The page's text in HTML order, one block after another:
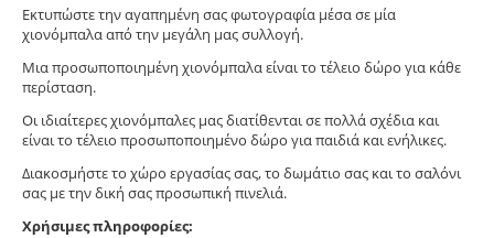
Εκτυπώστε την αγαπημένη σας φωτογραφία μέσα σε μία
χιονόμπαλα από την μεγάλη μας συλλογή.
Μια προσωποποιημένη χιονόμπαλα είναι το τέλειο δώρο για κάθε
περίσταση.
Οι ιδιαίτερες χιονόμπαλες μας διατίθενται σε πολλά σχέδια και
είναι το τέλειο προσωποποιημένο δώρο για παιδιά και ενήλικες.
Διακοσμήστε το χώρο εργασίας σας, το δωμάτιο σας και το σαλόνι
σας με την δική σας προσωπική πινελιά.
Χρήσιμες πληροφορίες: